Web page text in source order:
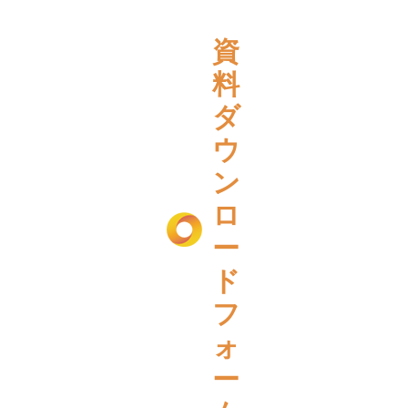
資
料
ダ
ウ
ン
ロ
ー
ド
フ
ォ
ー